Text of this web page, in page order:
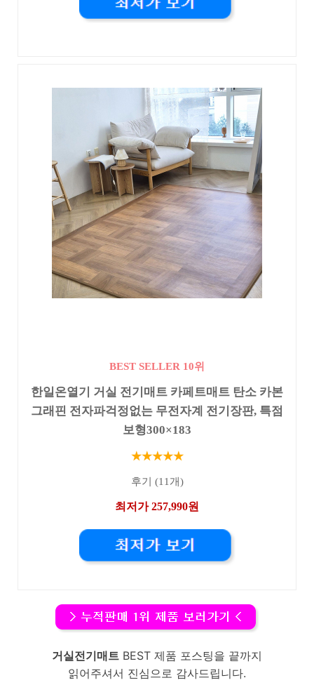
BEST SELLER 10위
한일온열기 거실 전기매트 카페트매트 탄소 카본
그래핀 전자파걱정없는 무전자계 전기장판, 특점
보형300×183
★★★★★
후기 (11개)
최저가 257,990원
거실전기매트 BEST 제품 포스팅을 끝까지
읽어주셔서 진심으로 감사드립니다.